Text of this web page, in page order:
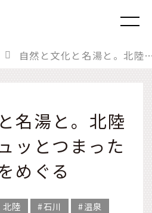
自然と文化と名湯と。北陸の魅力が
名湯と。北陸
ッとつまった
めぐる
北陸 石川
温泉